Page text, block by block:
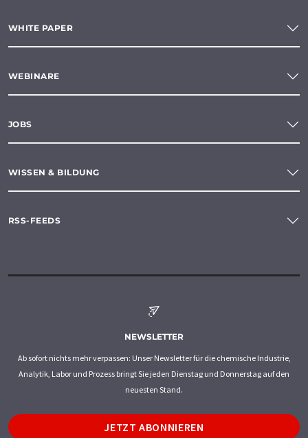
WHITE PAPER
WEBINARE
JOBS
WISSEN & BILDUNG
RSS-FEEDS
NEWSLETTER
Ab sofort nichts mehr verpassen: Unser Newsletter für die chemische Industrie,
Analytik, Labor und Prozess bringt Sie jeden Dienstag und Donnerstag auf den
neuesten Stand.
JETZT ABONNIEREN